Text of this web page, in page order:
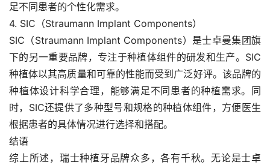
足不同患者的个性化需求。
4. SIC（Straumann Implant Components）
SIC（Straumann Implant Components）是士卓曼集团旗
下的另一重要品牌，专注于种植体组件的研发和生产。SIC
种植体以其高质量和可靠的性能而受到广泛好评。该品牌的
种植体设计科学合理，能够满足不同患者的种植需求。同
时，SIC还提供了多种型号和规格的种植体组件，方便医生
根据患者的具体情况进行选择和搭配。
结语
综上所述，瑞士种植牙品牌众多，各有千秋。无论是士卓